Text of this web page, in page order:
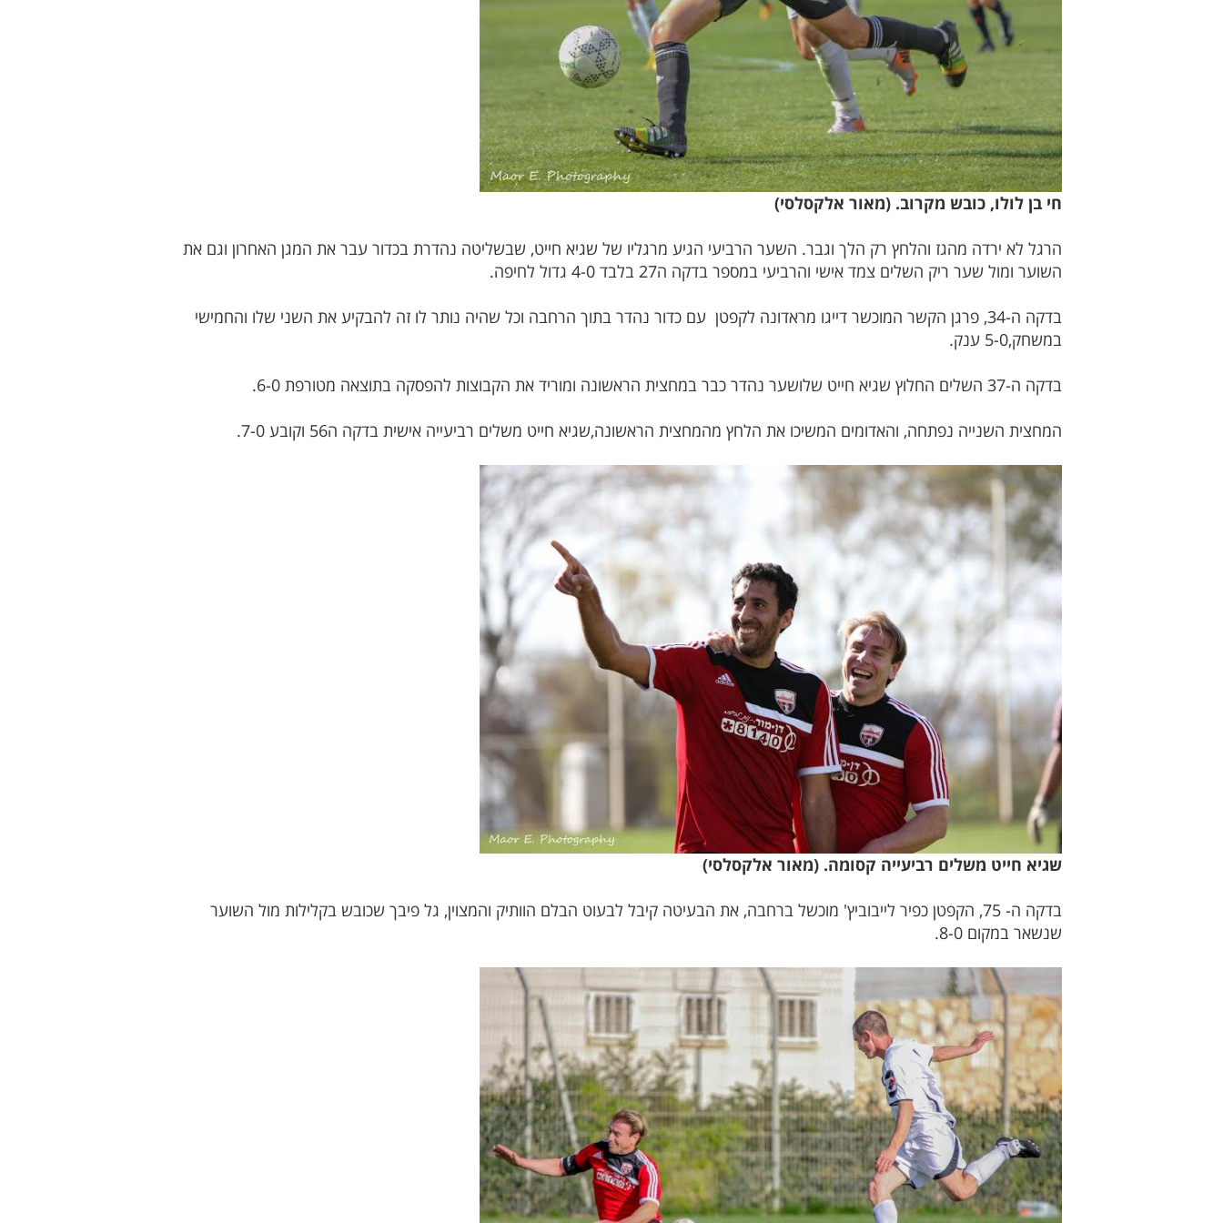
חי בן לולו, כובש מקרוב. (מאור אלקסלסי)
הרגל לא ירדה מהגז והלחץ רק הלך וגבר. השער הרביעי הגיע מרגליו של שגיא חייט, שבשליטה נהדרת בכדור עבר את המגן האחרון וגם את
השוער ומול שער ריק השלים צמד אישי והרביעי במספר בדקה ה27 בלבד 4-0 גדול לחיפה.
בדקה ה-34, פרגן הקשר המוכשר דייגו מראדונה לקפטן עם כדור נהדר בתוך הרחבה וכל שהיה נותר לו זה להבקיע את השני שלו והחמישי
במשחק,5-0 ענק.
בדקה ה-37 השלים החלוץ שגיא חייט שלושער נהדר כבר במחצית הראשונה ומוריד את הקבוצות להפסקה בתוצאה מטורפת 6-0.
המחצית השנייה נפתחה, והאדומים המשיכו את הלחץ מהמחצית הראשונה,שגיא חייט משלים רביעייה אישית בדקה ה56 וקובע 7-0.
שגיא חייט משלים רביעייה קסומה. (מאור אלקסלסי)
בדקה ה- 75, הקפטן כפיר לייבוביץ' מוכשל ברחבה, את הבעיטה קיבל לבעוט הבלם הוותיק והמצוין, גל פיבך שכובש בקלילות מול השוער
שנשאר במקום 8-0.